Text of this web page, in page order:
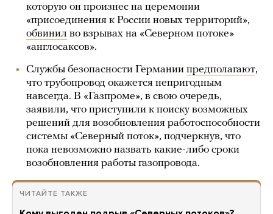
которую он произнес на церемонии
«присоединения к России новых территорий»,
обвинил во взрывах на «Северном потоке»
«англосаксов».
Службы безопасности Германии предполагают,
что трубопровод окажется непригодным
навсегда. В «Газпроме», в свою очередь,
заявили, что приступили к поиску возможных
решений для возобновления работоспособности
системы «Северный поток», подчеркнув, что
пока невозможно назвать какие-либо сроки
возобновления работы газопровода.
ЧИТАЙТЕ ТАКЖЕ